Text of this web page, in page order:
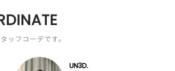
ッフコーデです。
UN3D.